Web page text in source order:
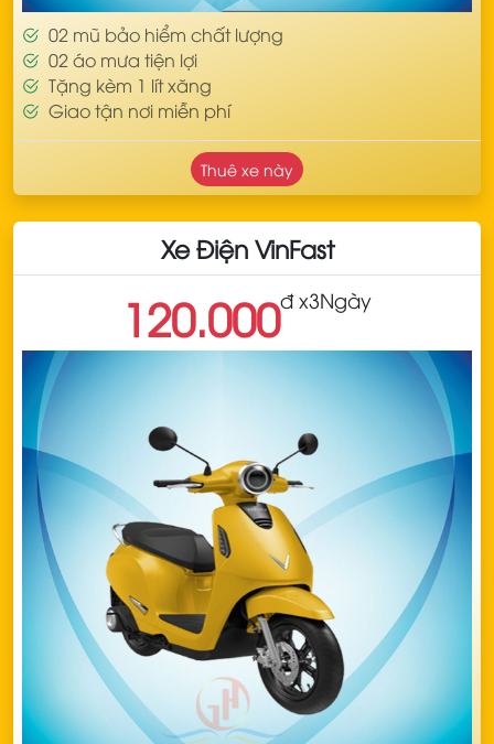
02 mũ bảo hiểm chất lượng
02 áo mưa tiện lợi
Tặng kèm 1 lít xăng
Giao tận nơi miễn phí
Thuê xe này
Xe Điện VinFast
120.000đ x3Ngày